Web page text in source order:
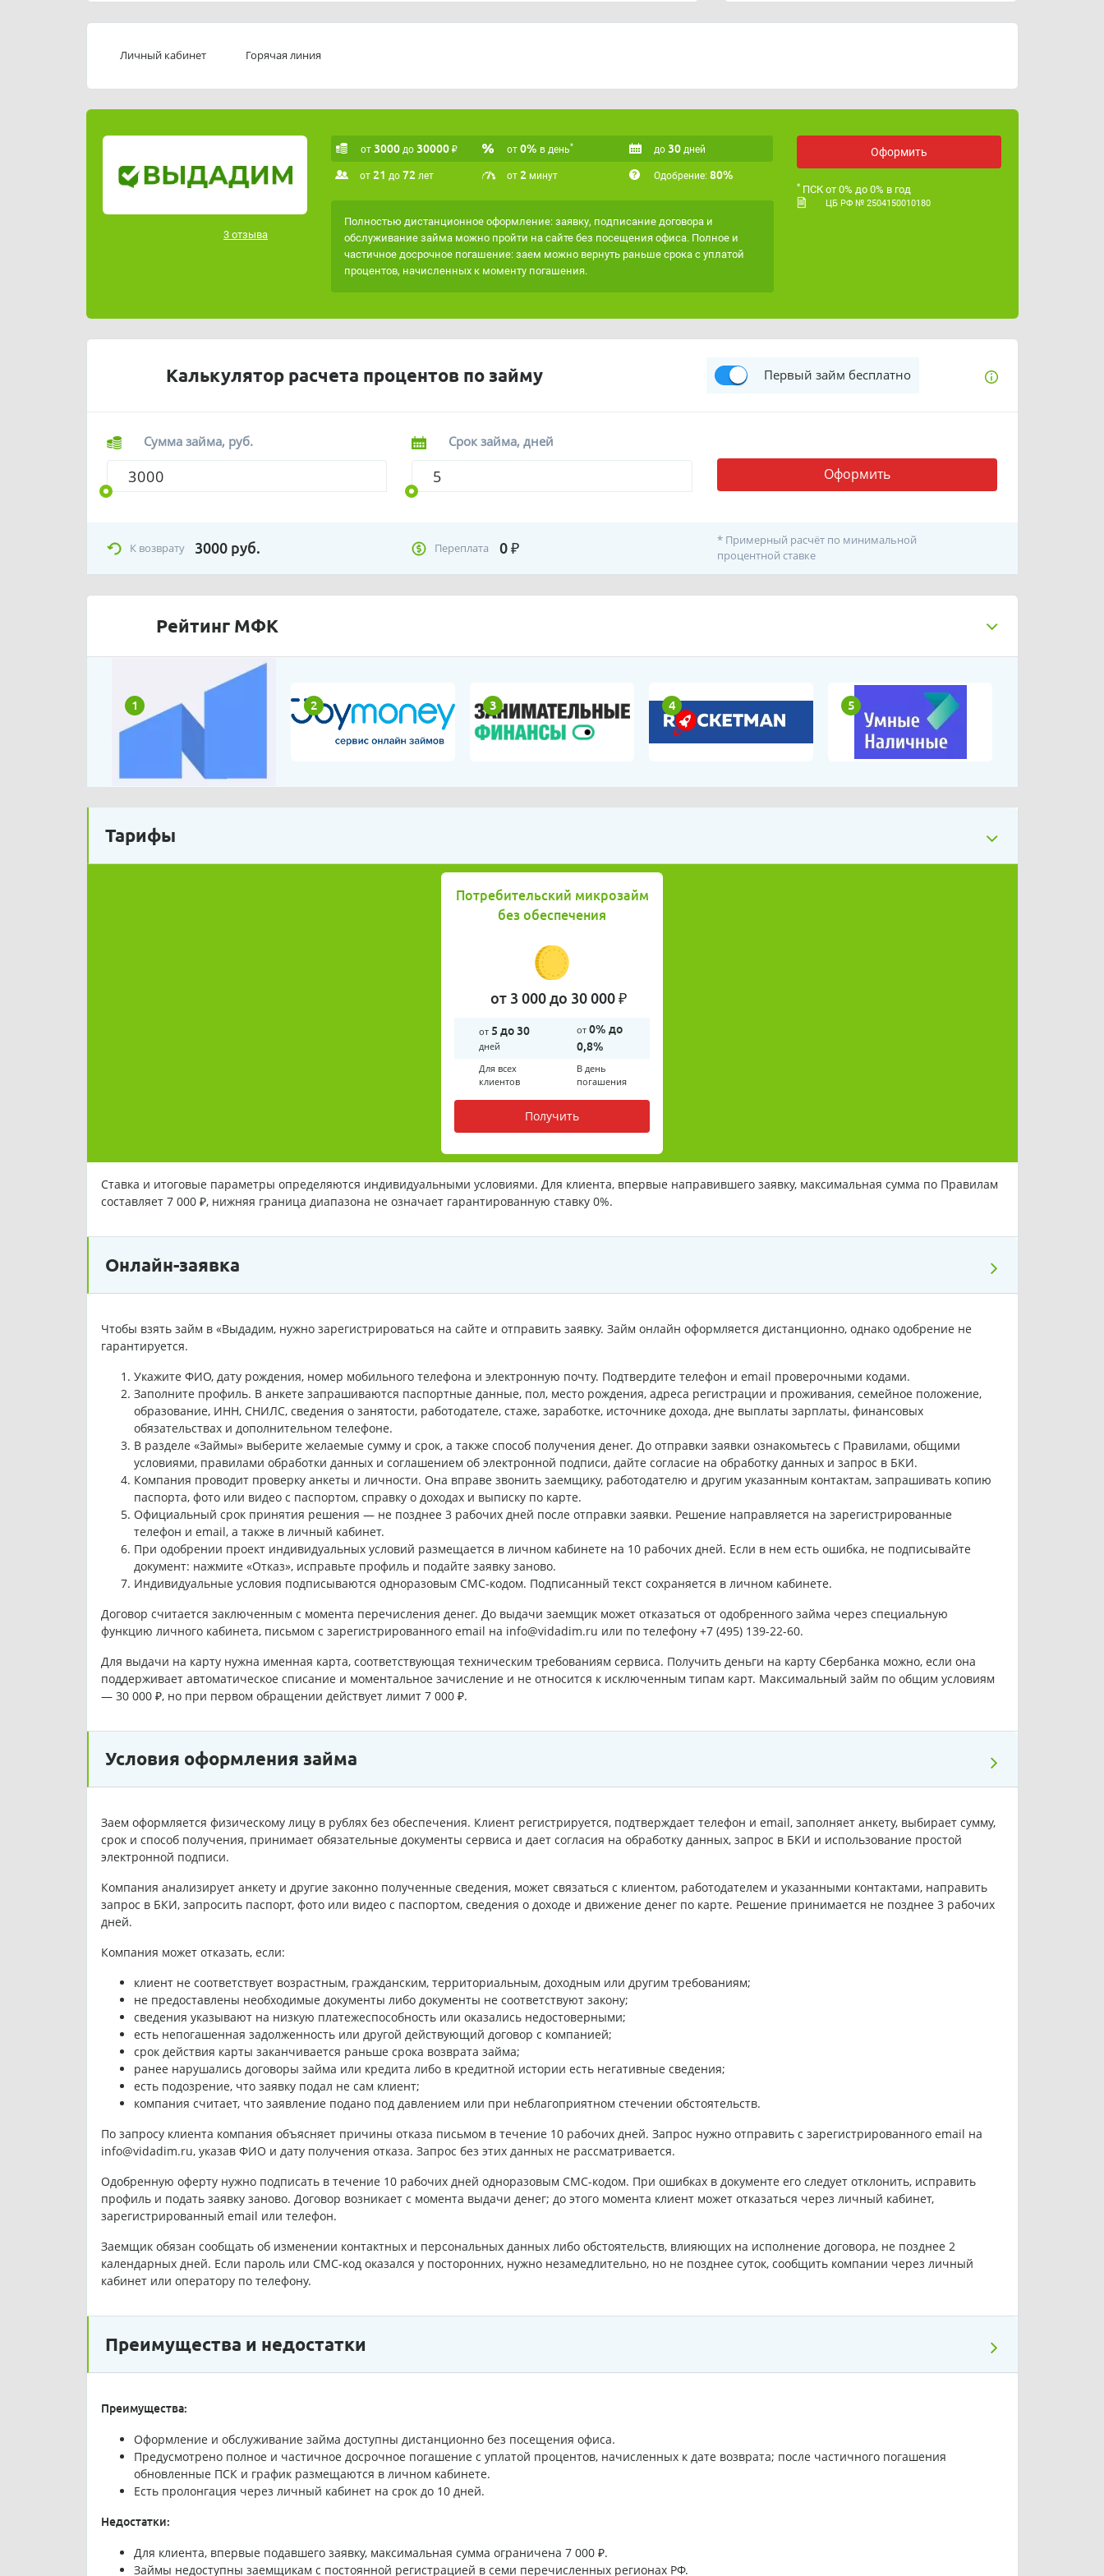
График работы
ОГРН 1255400021568
№ 2504150010180
индивидуальными условиями. Договор считается заключенным не при подписании оферты, а с
посещения офиса. Это не означает круглосуточную работу операторов: колл-центр доступен
Личный кабинет Горячая линия
3 отзыва
от 3000 до 30000 ₽ от 0% в день* до 30 дней
от 21 до 72 лет от 2 минут Одобрение: 80%
Полностью дистанционное оформление: заявку, подписание договора и
обслуживание займа можно пройти на сайте без посещения офиса. Полное и
частичное досрочное погашение: заем можно вернуть раньше срока с уплатой
процентов, начисленных к моменту погашения.
Оформить
* ПСК от 0% до 0% в год
ЦБ РФ № 2504150010180
Калькулятор расчета процентов по займу Первый займ бесплатно
Сумма займа, руб. Срок займа, дней
Оформить
К возврату 3000 руб. Переплата 0₽
* Примерный расчёт по минимальной
процентной ставке
Рейтинг МФК
1 2 3 4 5
Тарифы
Потребительский микрозайм
без обеспечения
от 3 000 до 30 000 ₽
от 5 до 30
дней
от 0% до
0,8%
Для всех
клиентов
В день
погашения
Получить
Ставка и итоговые параметры определяются индивидуальными условиями. Для клиента, впервые направившего заявку, максимальная сумма по Правилам
составляет 7 000 ₽, нижняя граница диапазона не означает гарантированную ставку 0%.
Онлайн-заявка
Чтобы взять займ в «Выдадим, нужно зарегистрироваться на сайте и отправить заявку. Займ онлайн оформляется дистанционно, однако одобрение не
гарантируется.
Укажите ФИО, дату рождения, номер мобильного телефона и электронную почту. Подтвердите телефон и email проверочными кодами.
Заполните профиль. В анкете запрашиваются паспортные данные, пол, место рождения, адреса регистрации и проживания, семейное положение,
образование, ИНН, СНИЛС, сведения о занятости, работодателе, стаже, заработке, источнике дохода, дне выплаты зарплаты, финансовых
обязательствах и дополнительном телефоне.
В разделе «Займы» выберите желаемые сумму и срок, а также способ получения денег. До отправки заявки ознакомьтесь с Правилами, общими
условиями, правилами обработки данных и соглашением об электронной подписи, дайте согласие на обработку данных и запрос в БКИ.
Компания проводит проверку анкеты и личности. Она вправе звонить заемщику, работодателю и другим указанным контактам, запрашивать копию
паспорта, фото или видео с паспортом, справку о доходах и выписку по карте.
Официальный срок принятия решения — не позднее 3 рабочих дней после отправки заявки. Решение направляется на зарегистрированные
телефон и email, а также в личный кабинет.
При одобрении проект индивидуальных условий размещается в личном кабинете на 10 рабочих дней. Если в нем есть ошибка, не подписывайте
документ: нажмите «Отказ», исправьте профиль и подайте заявку заново.
Индивидуальные условия подписываются одноразовым СМС-кодом. Подписанный текст сохраняется в личном кабинете.
Договор считается заключенным с момента перечисления денег. До выдачи заемщик может отказаться от одобренного займа через специальную
функцию личного кабинета, письмом с зарегистрированного email на info@vidadim.ru или по телефону +7 (495) 139-22-60.
Для выдачи на карту нужна именная карта, соответствующая техническим требованиям сервиса. Получить деньги на карту Сбербанка можно, если она
поддерживает автоматическое списание и моментальное зачисление и не относится к исключенным типам карт. Максимальный займ по общим условиям
— 30 000 ₽, но при первом обращении действует лимит 7 000 ₽.
Условия оформления займа
Заем оформляется физическому лицу в рублях без обеспечения. Клиент регистрируется, подтверждает телефон и email, заполняет анкету, выбирает сумму,
срок и способ получения, принимает обязательные документы сервиса и дает согласия на обработку данных, запрос в БКИ и использование простой
электронной подписи.
Компания анализирует анкету и другие законно полученные сведения, может связаться с клиентом, работодателем и указанными контактами, направить
запрос в БКИ, запросить паспорт, фото или видео с паспортом, сведения о доходе и движение денег по карте. Решение принимается не позднее 3 рабочих
дней.
Компания может отказать, если:
клиент не соответствует возрастным, гражданским, территориальным, доходным или другим требованиям;
не предоставлены необходимые документы либо документы не соответствуют закону;
сведения указывают на низкую платежеспособность или оказались недостоверными;
есть непогашенная задолженность или другой действующий договор с компанией;
срок действия карты заканчивается раньше срока возврата займа;
ранее нарушались договоры займа или кредита либо в кредитной истории есть негативные сведения;
есть подозрение, что заявку подал не сам клиент;
компания считает, что заявление подано под давлением или при неблагоприятном стечении обстоятельств.
По запросу клиента компания объясняет причины отказа письмом в течение 10 рабочих дней. Запрос нужно отправить с зарегистрированного email на
info@vidadim.ru, указав ФИО и дату получения отказа. Запрос без этих данных не рассматривается.
Одобренную оферту нужно подписать в течение 10 рабочих дней одноразовым СМС-кодом. При ошибках в документе его следует отклонить, исправить
профиль и подать заявку заново. Договор возникает с момента выдачи денег; до этого момента клиент может отказаться через личный кабинет,
зарегистрированный email или телефон.
Заемщик обязан сообщать об изменении контактных и персональных данных либо обстоятельств, влияющих на исполнение договора, не позднее 2
календарных дней. Если пароль или СМС-код оказался у посторонних, нужно незамедлительно, но не позднее суток, сообщить компании через личный
кабинет или оператору по телефону.
Преимущества и недостатки
Преимущества:
Оформление и обслуживание займа доступны дистанционно без посещения офиса.
Предусмотрено полное и частичное досрочное погашение с уплатой процентов, начисленных к дате возврата; после частичного погашения
обновленные ПСК и график размещаются в личном кабинете.
Есть пролонгация через личный кабинет на срок до 10 дней.
Недостатки:
Для клиента, впервые подавшего заявку, максимальная сумма ограничена 7 000 ₽.
Займы недоступны заемщикам с постоянной регистрацией в семи перечисленных регионах РФ.